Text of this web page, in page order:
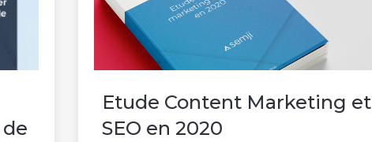
Etude Content Marketing et
SEO en 2020